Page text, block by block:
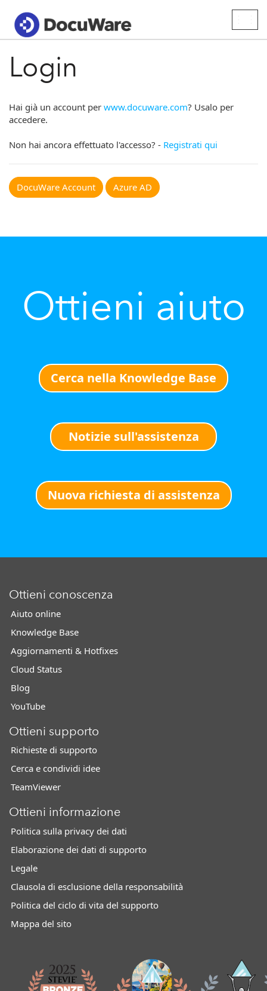
Login
Hai già un account per www.docuware.com? Usalo per
accedere.
Non hai ancora effettuato l'accesso? - Registrati qui
DocuWare Account Azure AD
Ottieni aiuto
Cerca nella Knowledge Base
Notizie sull'assistenza
Nuova richiesta di assistenza
Ottieni conoscenza
Aiuto online
Knowledge Base
Aggiornamenti & Hotfixes
Cloud Status
Blog
YouTube
Ottieni supporto
Richieste di supporto
Cerca e condividi idee
TeamViewer
Ottieni informazione
Politica sulla privacy dei dati
Elaborazione dei dati di supporto
Legale
Clausola di esclusione della responsabilità
Politica del ciclo di vita del supporto
Mappa del sito